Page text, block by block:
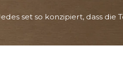
set so konzipiert, dass die